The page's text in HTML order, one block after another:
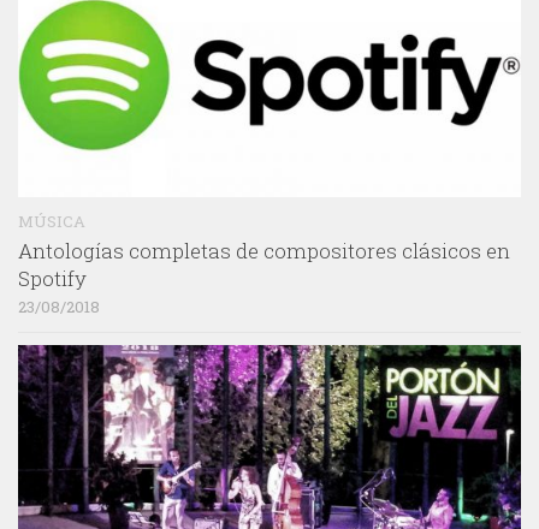
MÚSICA
Antologías completas de compositores clásicos en
Spotify
23/08/2018